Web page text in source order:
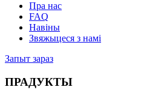
Пра нас
FAQ
Навіны
Звяжыцеся з намі
Запыт зараз
ПРАДУКТЫ